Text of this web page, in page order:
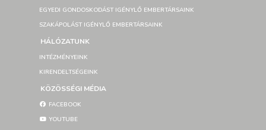
EGYEDI GONDOSKODÁST IGÉNYLŐ EMBERTÁRSAINK
SZAKÁPOLÁST IGÉNYLŐ EMBERTÁRSAINK
HÁLÓZATUNK
INTÉZMÉNYEINK
KIRENDELTSÉGEINK
KÖZÖSSÉGI MÉDIA
FACEBOOK
YOUTUBE